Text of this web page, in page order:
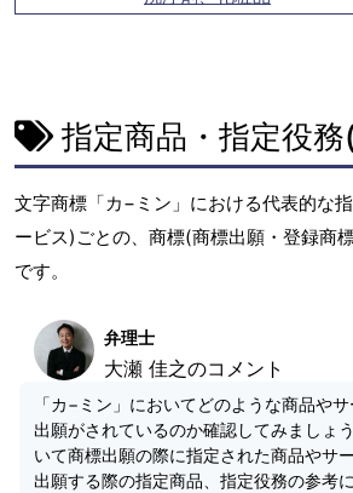
指定商品・指定役
文字商標「カ−ミン」における代表的な
ービス)ごとの、商標(商標出願・登録商
です。
弁理士
大瀬 佳之のコメント
「カ−ミン」においてどのような商品や
出願がされているのか確認してみましょ
いて商標出願の際に指定された商品やサ
出願する際の指定商品、指定役務の参考